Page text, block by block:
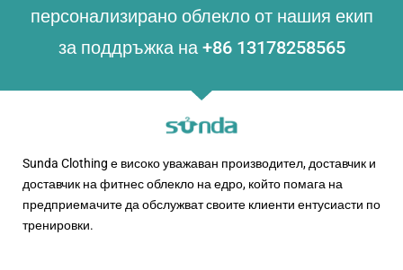
персонализирано облекло от нашия екип
за поддръжка на +86 13178258565
Sunda Clothing е високо уважаван производител, доставчик и
доставчик на фитнес облекло на едро, който помага на
предприемачите да обслужват своите клиенти ентусиасти по
тренировки.